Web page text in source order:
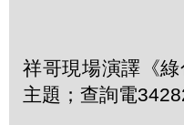
祥哥現場演譯《
主題；查詢電